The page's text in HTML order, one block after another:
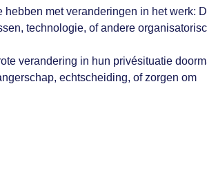
hebben met veranderingen in het werk:
technologie, of andere
verandering in hun privésituatie
echtscheiding, of zorgen om